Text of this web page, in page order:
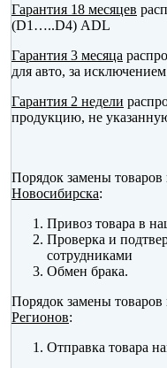
Гарантия 18 месяцев
(D1…..D4) ADL
Гарантия 3 месяца
для авто, за
Гарантия 2 недели
продукцию, не
Порядок замены товаров
Новосибирска:
Привоз товара в
Проверка и
сотрудниками
Обмен брака.
Порядок замены товаров
Регионов:
Отправка товара